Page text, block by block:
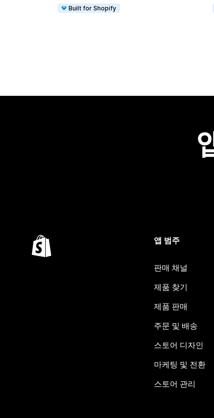
Built for Shopify
앱 범주
판매 채널
제품 찾기
제품 판매
주문 및 배송
스토어 디자인
마케팅 및 전환
스토어 관리